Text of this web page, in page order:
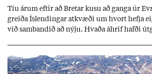
Tíu ár­um eft­ir að Bret­ar kusu að ganga úr
greiða Ís­lend­ing­ar at­kvæði um hvort hefja
við sam­band­ið að nýju. Hvaða áhrif hafði